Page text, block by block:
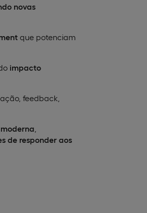
novas
que potenciam
impacto
feedback,
de responder aos